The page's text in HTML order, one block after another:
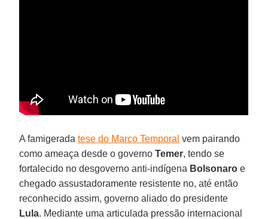
A famigeradatese do Marco Temporal vem pairando
como ameaça desde o governo Temer, tendo se
fortalecido no desgoverno anti-indígena Bolsonaro e
chegado assustadoramente resistente no, até então
reconhecido assim, governo aliado do presidente
Lula. Mediante uma articulada pressão internacional